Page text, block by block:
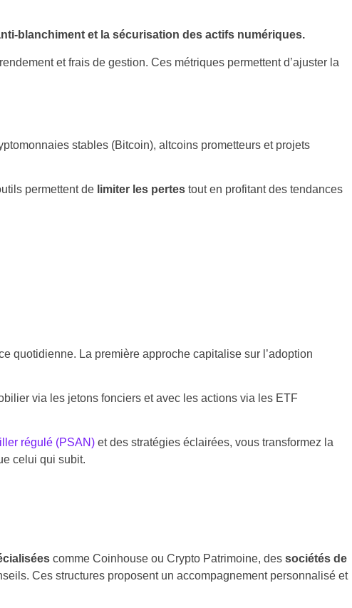
blanchiment et la sécurisation des actifs numériques.
et frais de gestion. Ces métriques permettent d’ajuster la
stables (Bitcoin), altcoins prometteurs et projets
permettent de limiter les pertes tout en profitant des tendances
quotidienne. La première approche capitalise sur l’adoption
via les jetons fonciers et avec les actions via les ETF
régulé (PSAN) et des stratégies éclairées, vous transformez la
celui qui subit.
comme Coinhouse ou Crypto Patrimoine, des sociétés de
Ces structures proposent un accompagnement personnalisé et